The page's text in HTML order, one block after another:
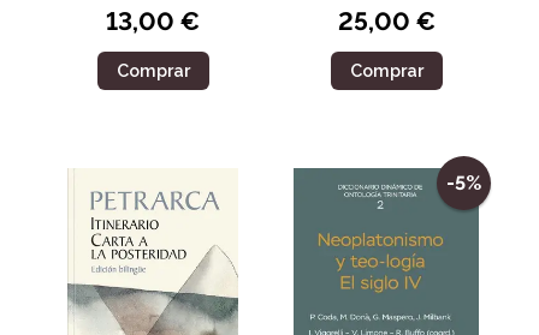
13,00 €
Comprar
25,00 €
Comprar
-5%